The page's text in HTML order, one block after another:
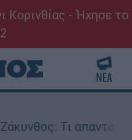
Κορινθίας - Ήχησε το
Τι απαντά η